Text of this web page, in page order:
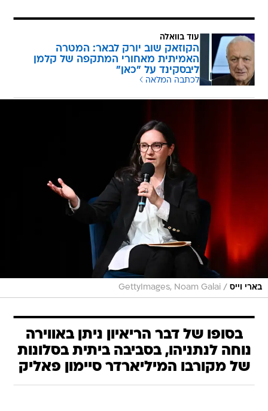
עוד בוואלה
הקוזאק שוב יורק לבאר: המטרה
האמיתית מאחורי המתקפה של קלמן
ליבסקינד על "כאן"
לכתבה המלאה
בארי וייס /
GettyImages, Noam Galai
בסופו של דבר הריאיון ניתן באווירה
נוחה לנתניהו, בסביבה ביתית בסלונות
של מקורבו המיליארדר סיימון פאליק